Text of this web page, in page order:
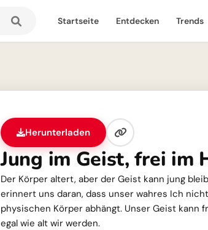
Startseite Entdecken Trends
Herunterladen
Jung im Geist, frei im
Der Körper altert, aber der Geist kann jung
erinnert uns daran, dass unser wahres Ich
physischen Körper abhängt. Unser Geist kann
egal wie alt wir werden.